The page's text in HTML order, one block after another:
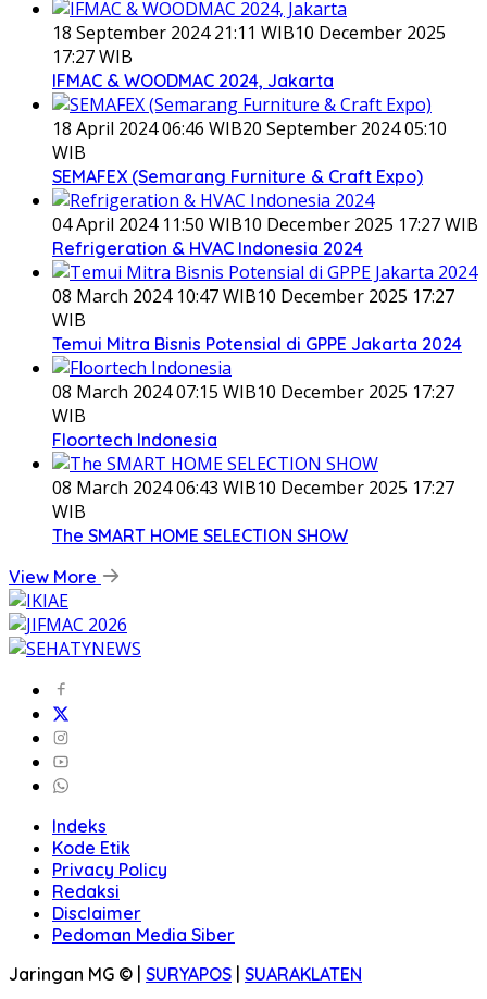
18 September 2024 21:11 WIB10 December 2025
17:27 WIB
IFMAC & WOODMAC 2024, Jakarta
18 April 2024 06:46 WIB20 September 2024 05:10
WIB
SEMAFEX (Semarang Furniture & Craft Expo)
04 April 2024 11:50 WIB10 December 2025 17:27 WIB
Refrigeration & HVAC Indonesia 2024
08 March 2024 10:47 WIB10 December 2025 17:27
WIB
Temui Mitra Bisnis Potensial di GPPE Jakarta 2024
08 March 2024 07:15 WIB10 December 2025 17:27
WIB
Floortech Indonesia
08 March 2024 06:43 WIB10 December 2025 17:27
WIB
The SMART HOME SELECTION SHOW
View More
Indeks
Kode Etik
Privacy Policy
Redaksi
Disclaimer
Pedoman Media Siber
Jaringan MG © | SURYAPOS | SUARAKLATEN